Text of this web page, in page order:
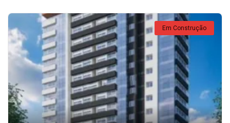
Em Construção